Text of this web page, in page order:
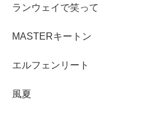
ランウェイで笑って
MASTERキートン
エルフェンリート
風夏